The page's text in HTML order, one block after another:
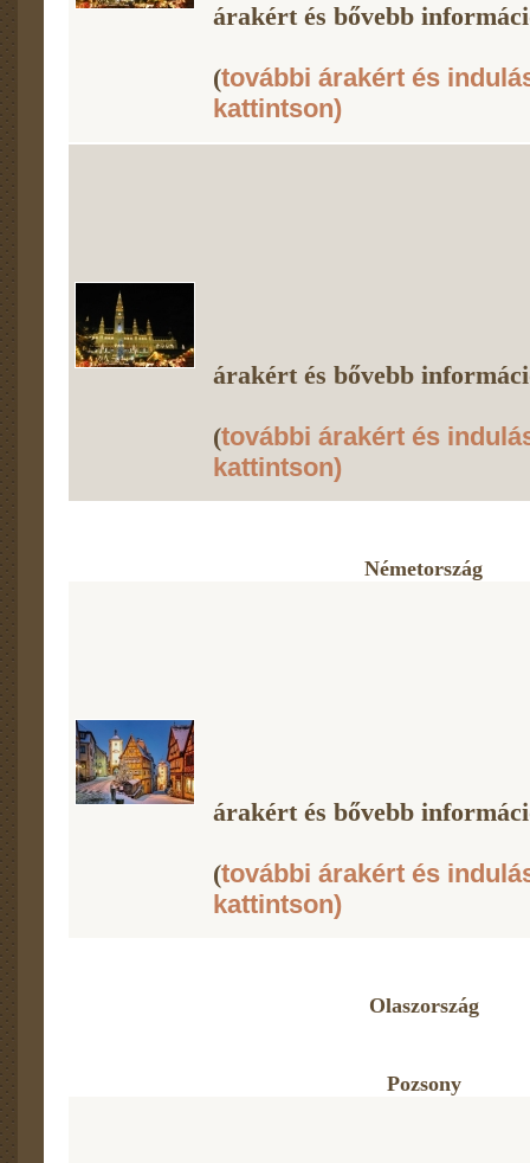
árakért és bővebb
(további árakért és
kattintson)
árakért és bővebb
(további árakért és
kattintson)
Németország
árakért és bővebb
(további árakért és
kattintson)
Olaszország
Pozsony